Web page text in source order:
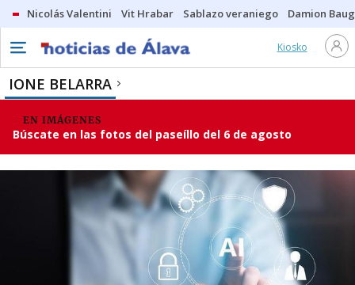
Nicolás Valentini Vit Hrabar Sablazo veraniego Damion
Kiosko
IONE BELARRA
EN IMÁGENES
Búscate en las fotos del paseíllo del 6 de agosto